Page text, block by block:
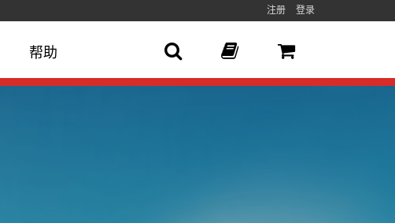
注册 登录
帮助